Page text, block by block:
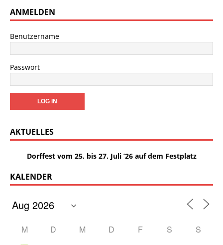
ANMELDEN
Benutzername
Passwort
AKTUELLES
Dorffest vom 25. bis 27. Juli ’26 auf dem Festplatz
KALENDER
M D M D F S S